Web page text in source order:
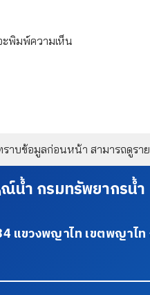
ะพิมพ์ความเห็น
าบข้อมูลก่อนหน้า สามารถดูราย
ณ์น้ำ กรมทรัพยากรน้ำ
แขวงพญาไท เขตพญาไ